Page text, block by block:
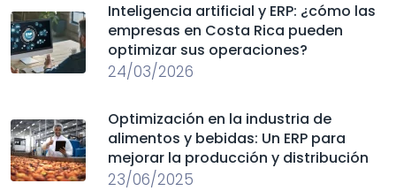
Inteligencia artificial y ERP: ¿cómo las
empresas en Costa Rica pueden
optimizar sus operaciones?
24/03/2026
Optimización en la industria de
alimentos y bebidas: Un ERP para
mejorar la producción y distribución
23/06/2025